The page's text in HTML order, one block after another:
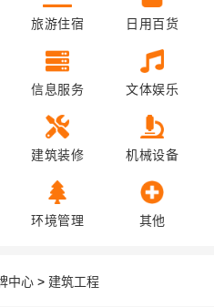
旅游住宿 日用百货
信息服务 文体娱乐
建筑装修 机械设备
环境管理 其他
中心 > 建筑工程